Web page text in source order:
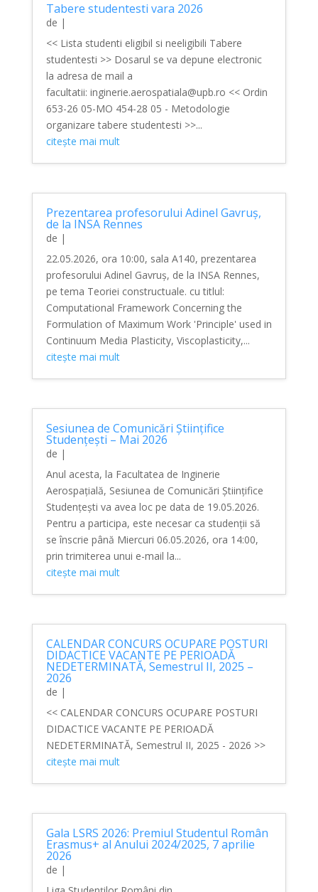
Tabere studentesti vara 2026
de |
<< Lista studenti eligibil si neeligibili Tabere
studentesti >> Dosarul se va depune electronic
la adresa de mail a
facultatii: inginerie.aerospatiala@upb.ro << Ordin
653-26 05-MO 454-28 05 - Metodologie
organizare tabere studentesti >>...
citește mai mult
Prezentarea profesorului Adinel Gavruș,
de la INSA Rennes
de |
22.05.2026, ora 10:00, sala A140, prezentarea
profesorului Adinel Gavruș, de la INSA Rennes,
pe tema Teoriei constructuale. cu titlul:
Computational Framework Concerning the
Formulation of Maximum Work 'Principle' used in
Continuum Media Plasticity, Viscoplasticity,...
citește mai mult
Sesiunea de Comunicări Științifice
Studențești – Mai 2026
de |
Anul acesta, la Facultatea de Inginerie
Aerospațială, Sesiunea de Comunicări Științifice
Studențești va avea loc pe data de 19.05.2026.
Pentru a participa, este necesar ca studenții să
se înscrie până Miercuri 06.05.2026, ora 14:00,
prin trimiterea unui e-mail la...
citește mai mult
CALENDAR CONCURS OCUPARE POSTURI
DIDACTICE VACANTE PE PERIOADĂ
NEDETERMINATĂ, Semestrul II, 2025 –
2026
de |
<< CALENDAR CONCURS OCUPARE POSTURI
DIDACTICE VACANTE PE PERIOADĂ
NEDETERMINATĂ, Semestrul II, 2025 - 2026 >>
citește mai mult
Gala LSRS 2026: Premiul Studentul Român
Erasmus+ al Anului 2024/2025, 7 aprilie
2026
de |